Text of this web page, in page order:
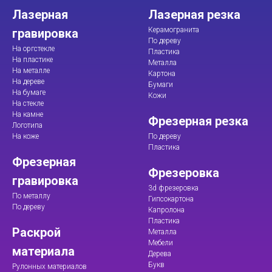
Лазерная
гравировка
На оргстекле
На пластике
На металле
На дереве
На бумаге
На стекле
На камне
Логотипа
На коже
Фрезерная
гравировка
По металлу
По дереву
Раскрой
материала
Рулонных материалов
Лазерная резка
Керамогранита
По дереву
Пластика
Металла
Картона
Бумаги
Кожи
Фрезерная резка
По дереву
Пластика
Фрезеровка
3d фрезеровка
Гипсокартона
Капролона
Пластика
Металла
Мебели
Дерева
Букв